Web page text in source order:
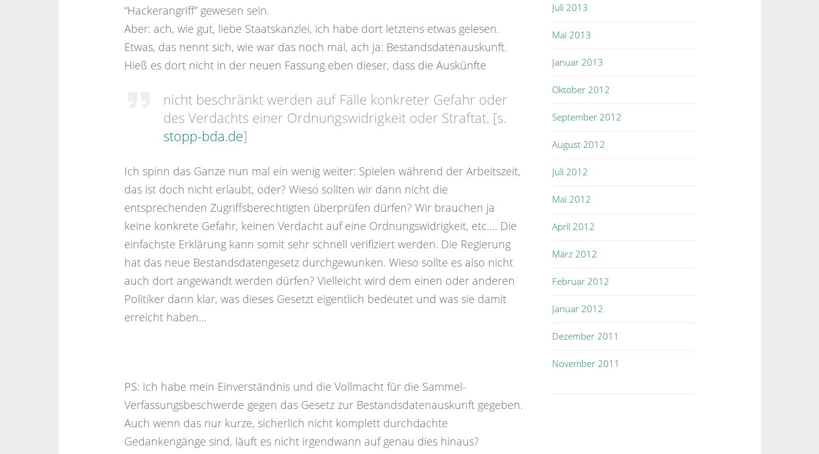
“Hackerangriff” gewesen sein.
Aber: ach, wie gut, liebe Staatskanzlei, ich habe dort letztens etwas gelesen.
Etwas, das nennt sich, wie war das noch mal, ach ja: Bestandsdatenauskunft.
Hieß es dort nicht in der neuen Fassung eben dieser, dass die Auskünfte
nicht beschränkt werden auf Fälle konkreter Gefahr oder
des Verdachts einer Ordnungswidrigkeit oder Straftat. [s.
stopp-bda.de]
Ich spinn das Ganze nun mal ein wenig weiter: Spielen während der Arbeitszeit,
das ist doch nicht erlaubt, oder? Wieso sollten wir dann nicht die
entsprechenden Zugriffsberechtigten überprüfen dürfen? Wir brauchen ja
keine konkrete Gefahr, keinen Verdacht auf eine Ordnungswidrigkeit, etc…. Die
einfachste Erklärung kann somit sehr schnell verifiziert werden. Die Regierung
hat das neue Bestandsdatengesetz durchgewunken. Wieso sollte es also nicht
auch dort angewandt werden dürfen? Vielleicht wird dem einen oder anderen
Politiker dann klar, was dieses Gesetzt eigentlich bedeutet und was sie damit
erreicht haben…
PS: Ich habe mein Einverständnis und die Vollmacht für die Sammel-
Verfassungsbeschwerde gegen das Gesetz zur Bestandsdatenauskunft gegeben.
Auch wenn das nur kurze, sicherlich nicht komplett durchdachte
Gedankengänge sind, läuft es nicht irgendwann auf genau dies hinaus?
Juli 2013
Mai 2013
Januar 2013
Oktober 2012
September 2012
August 2012
Juli 2012
Mai 2012
April 2012
März 2012
Februar 2012
Januar 2012
Dezember 2011
November 2011